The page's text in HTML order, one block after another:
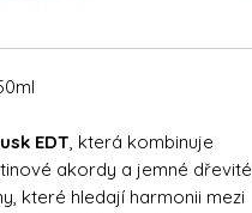
EDT , která kombinuje
akordy a jemné dřevité
které hledají harmonii mezi